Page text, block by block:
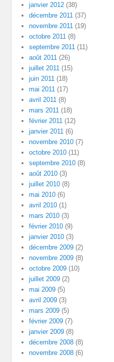
janvier 2012 (38)
décembre 2011 (37)
novembre 2011 (19)
octobre 2011 (8)
septembre 2011 (11)
août 2011 (26)
juillet 2011 (15)
juin 2011 (18)
mai 2011 (17)
avril 2011 (8)
mars 2011 (18)
février 2011 (12)
janvier 2011 (6)
novembre 2010 (7)
octobre 2010 (11)
septembre 2010 (8)
août 2010 (3)
juillet 2010 (8)
mai 2010 (6)
avril 2010 (1)
mars 2010 (3)
février 2010 (9)
janvier 2010 (3)
décembre 2009 (2)
novembre 2009 (8)
octobre 2009 (10)
juillet 2009 (2)
mai 2009 (5)
avril 2009 (3)
mars 2009 (5)
février 2009 (7)
janvier 2009 (8)
décembre 2008 (8)
novembre 2008 (6)